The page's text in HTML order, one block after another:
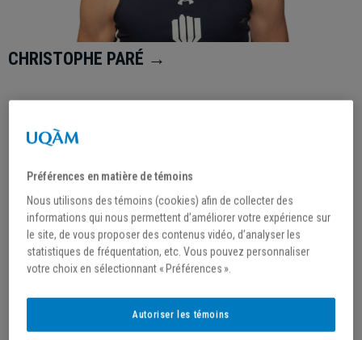
CHRISTOPHE PARÉ →
Préférences en matière de témoins
Nous utilisons des témoins (cookies) afin de collecter des
informations qui nous permettent d’améliorer votre expérience sur
le site, de vous proposer des contenus vidéo, d’analyser les
statistiques de fréquentation, etc. Vous pouvez personnaliser
votre choix en sélectionnant « Préférences ».
Autoriser les témoins